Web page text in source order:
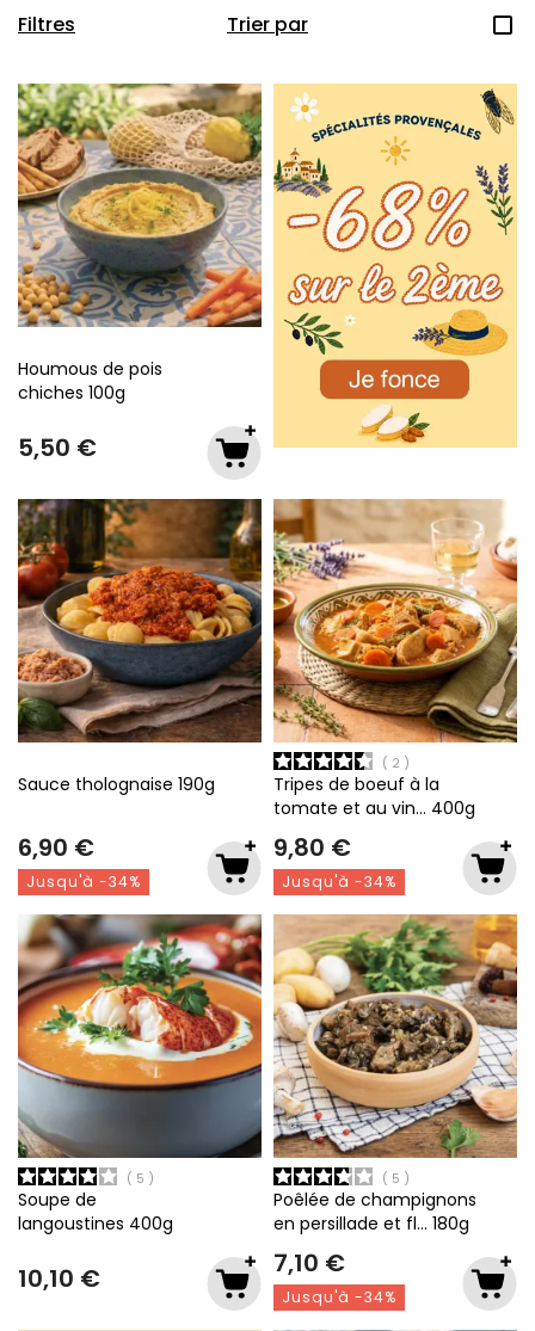
Filtres Trier par crop_square
Houmous de pois
chiches 100g
5,50 €
Sauce tholognaise 190g
6,90 €
Jusqu'à -34%
2
Tripes de boeuf à la
tomate et au vin… 400g
9,80 €
Jusqu'à -34%
5
Soupe de
langoustines 400g
10,10 €
5
Poêlée de champignons
en persillade et fl… 180g
7,10 €
Jusqu'à -34%